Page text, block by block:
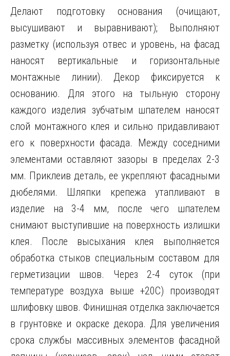
Делают подготовку основания (очищают,
высушивают и выравнивают); Выполняют
разметку (используя отвес и уровень, на фасад
наносят вертикальные и горизонтальные
монтажные линии). Декор фиксируется к
основанию. Для этого на тыльную сторону
каждого изделия зубчатым шпателем наносят
слой монтажного клея и сильно придавливают
его к поверхности фасада. Между соседними
элементами оставляют зазоры в пределах 2-3
мм. Приклеив деталь, ее укрепляют фасадными
дюбелями. Шляпки крепежа утапливают в
изделие на 3-4 мм, после чего шпателем
снимают выступившие на поверхность излишки
клея. После высыхания клея выполняется
обработка стыков специальным составом для
герметизации швов. Через 2-4 суток (при
температуре воздуха выше +20C) производят
шлифовку швов. Финишная отделка заключается
в грунтовке и окраске декора. Для увеличения
срока службы массивных элементов фасадной